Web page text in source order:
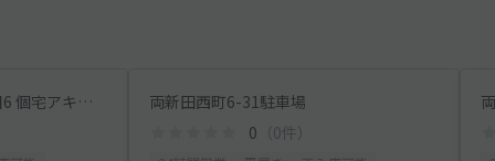
[0f477]足立区西伊興4丁目6 個宅アキッパ駐車場
両新田西町6-31駐車場
0 （0件）